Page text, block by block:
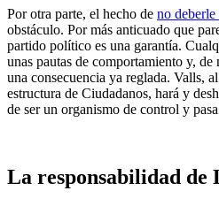
Por otra parte, el hecho de no deberle
obstáculo. Por más anticuado que
partido político es una garantía.
unas pautas de comportamiento y, de
una consecuencia ya reglada. Valls,
estructura de Ciudadanos, hará y
de ser un organismo de control y
La responsabilidad de